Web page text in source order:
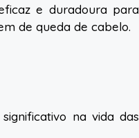
e duradoura para
de queda de cabelo.
na vida das